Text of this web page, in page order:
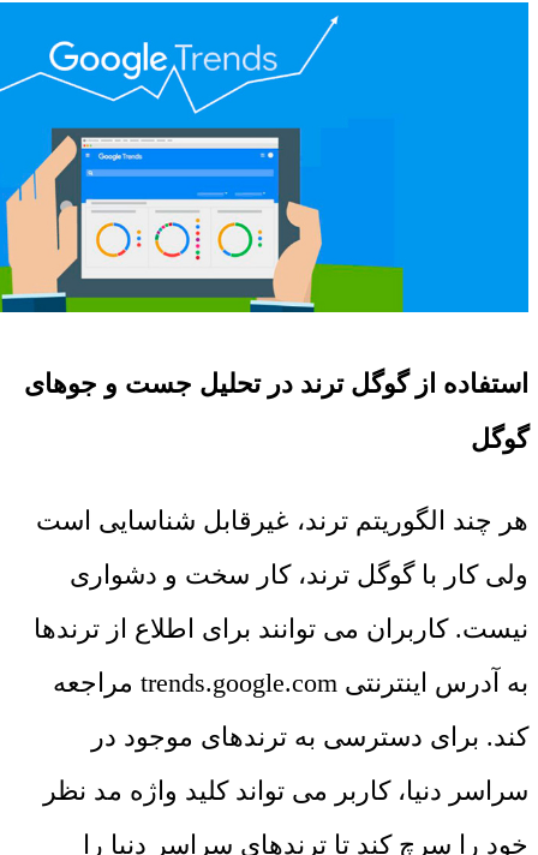
استفاده از گوگل ترند در تحلیل جست و جوهای
گوگل
هر چند الگوریتم ترند، غیرقابل شناسایی است
ولی کار با گوگل ترند، کار سخت و دشواری
نیست. کاربران می توانند برای اطلاع از ترندها
به آدرس اینترنتی trends.google.com مراجعه
کند. برای دسترسی به ترندهای موجود در
سراسر دنیا، کاربر می تواند کلید واژه مد نظر
خود را سرچ کند تا ترندهای سراسر دنیا را